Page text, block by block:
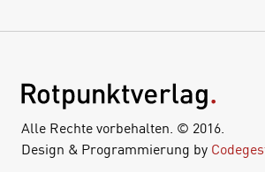
Alle Rechte vorbehalten. © 2016.
Design & Programmierung by